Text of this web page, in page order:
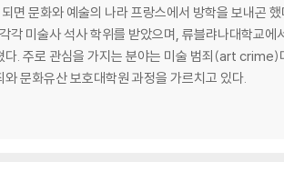
masterpiece, with references to
can use as a lens to understand the
presents a strange new language, one
art historians uses entertaining stories
면 문화와 예술의 나라 프랑스에서 방학을 보내곤
각 미술사 석사 학위를 받았으며, 류블랴나대학교
활동을 하고
문화유산 보호대학원 과정을 가르치고 있다.